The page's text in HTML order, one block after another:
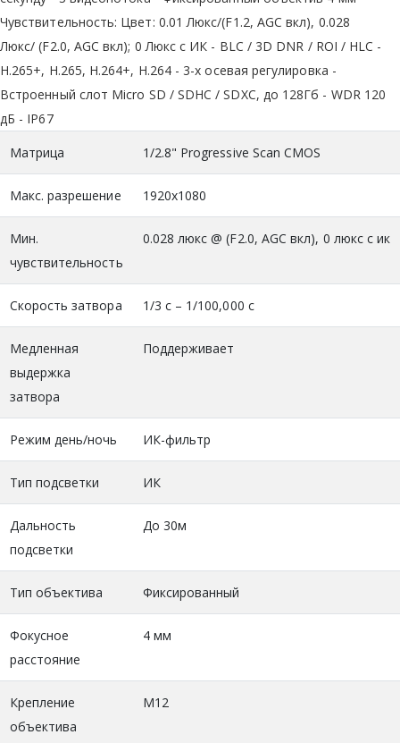
Чувствительность: Цвет: 0.01 Люкс/(F1.2, AGC вкл), 0.028
Люкс/ (F2.0, AGC вкл); 0 Люкс с ИК - BLC / 3D DNR / ROI / HLC -
H.265+, H.265, H.264+, H.264 - 3-х осевая регулировка -
Встроенный слот Micro SD / SDHC / SDXC, до 128Гб - WDR 120
дБ - IP67
Матрица
1/2.8" Progressive Scan CMOS
Макс. разрешение 1920x1080
Мин.
чувствительность
0.028 люкс @ (F2.0, AGC вкл), 0 люкс с ик
Скорость затвора 1/3 с – 1/100,000 с
Медленная
выдержка
затвора
Поддерживает
Режим день/ночь ИК-фильтр
Тип подсветки ИК
Дальность
подсветки
До 30м
Тип объектива Фиксированный
Фокусное
расстояние
4 мм
Крепление
объектива
M12